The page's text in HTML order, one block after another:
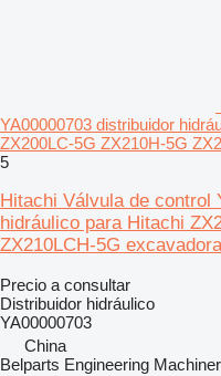
YA00000703 distribuidor
ZX200LC-5G ZX210H-5G
5
Hitachi Válvula de control
hidráulico para Hitachi
ZX210LCH-5G excavadora
Precio a consultar
Distribuidor hidráulico
YA00000703
China
Belparts Engineering